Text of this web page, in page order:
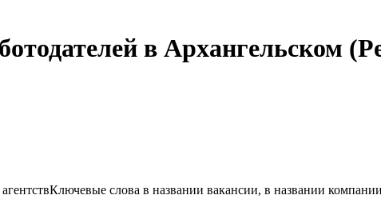
в Архангельском
Ключевые слова в названии вакансии, в названии